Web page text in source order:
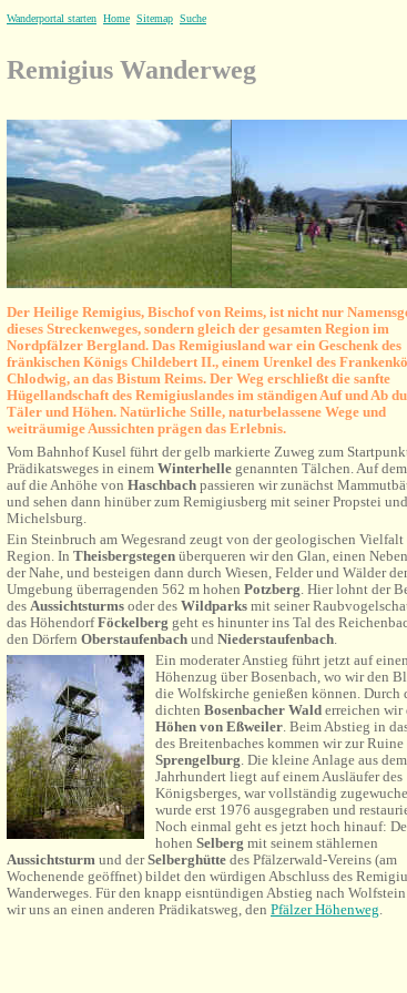
Wanderportal starten Home Sitemap Suche
Remigius Wanderweg
Der Heilige Remigius, Bischof von Reims, ist nicht nur
dieses Streckenweges, sondern gleich der gesamten Region im
Nordpfälzer Bergland. Das Remigiusland war ein Geschenk des
fränkischen Königs Childebert II., einem Urenkel des
Chlodwig, an das Bistum Reims. Der Weg erschließt die sanfte
Hügellandschaft des Remigiuslandes im ständigen Auf und Ab
Täler und Höhen. Natürliche Stille, naturbelassene Wege und
weiträumige Aussichten prägen das Erlebnis.
Vom Bahnhof Kusel führt der gelb markierte Zuweg zum
Prädikatsweges in einem Winterhelle genannten Tälchen. Auf
auf die Anhöhe von Haschbach passieren wir zunächst
und sehen dann hinüber zum Remigiusberg mit seiner Propstei
Michelsburg.
Ein Steinbruch am Wegesrand zeugt von der geologischen Vielfalt
Region. In Theisbergstegen überqueren wir den Glan, einen
der Nahe, und besteigen dann durch Wiesen, Felder und Wälder
Umgebung überragenden 562 m hohen Potzberg. Hier lohnt der
des Aussichtsturms oder des Wildparks mit seiner
das HöhendorfFöckelberg geht es hinunter ins Tal des
den Dörfern Oberstaufenbach und Niederstaufenbach.
Ein moderater Anstieg führt jetzt auf einen
Höhenzug über Bosenbach, wo wir den
die Wolfskirche genießen können. Durch
dichten Bosenbacher Wald erreichen wir
Höhen von Eßweiler. Beim Abstieg in
des Breitenbaches kommen wir zur Ruine
Sprengelburg. Die kleine Anlage aus
Jahrhundert liegt auf einem Ausläufer des
Königsberges, war vollständig
wurde erst 1976 ausgegraben und
Noch einmal geht es jetzt hoch hinauf:
hohen Selberg mit seinem stählernen
Aussichtsturm und derSelberghütte des Pfälzerwald-Vereins (am
Wochenende geöffnet) bildet den würdigen Abschluss des
Wanderweges. Für den knapp eisntündigen Abstieg nach
wir uns an einen anderen Prädikatsweg, den Pfälzer Höhenweg.